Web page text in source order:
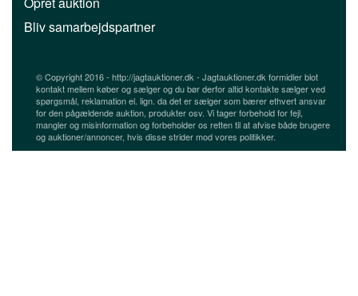
Bliv samarbejdspartner
© Copyright 2016 - http://jagtauktioner.dk - Jagtauktioner.dk formidler blot
kontakt mellem køber og sælger og du bør derfor altid kontakte sælger ved
spørgsmål, reklamation el. lign. da det er sælger som bærer ethvert ansvar
for den pågældende auktion, produkter osv. Vi tager forbehold for fejl,
mangler og misinformation og forbeholder os retten til at afvise både brugere
og auktioner/annoncer, hvis disse strider mod vores politikker.